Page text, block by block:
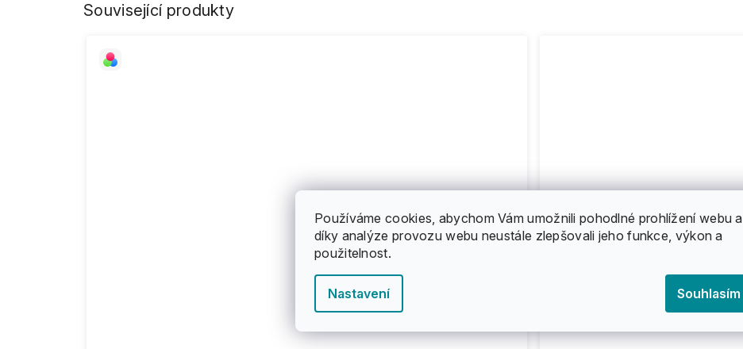
Používáme cookies, abychom Vám umožnili pohodlné prohlížení webu a
díky analýze provozu webu neustále zlepšovali jeho funkce, výkon a
použitelnost.
Nastavení Souhlasím
Související produkty